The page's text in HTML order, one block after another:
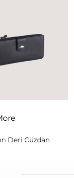
Deri Cüzdan